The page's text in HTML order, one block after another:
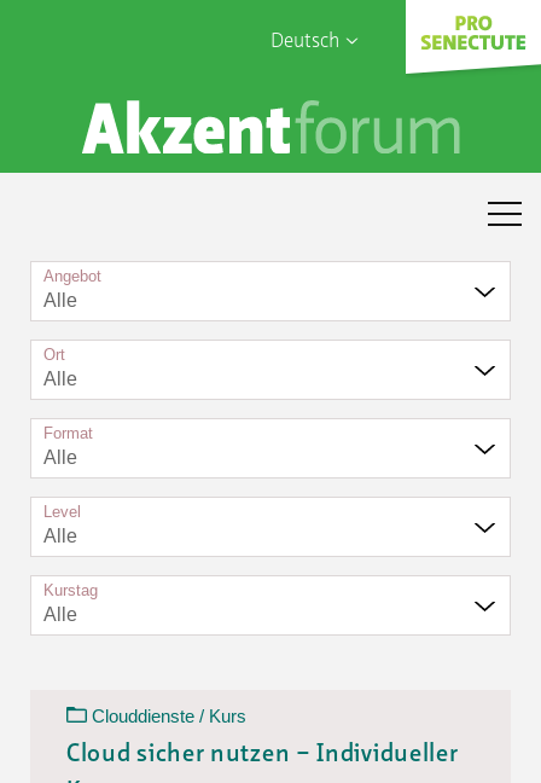
Deutsch
English
Français
Sophia Care
Angebot
Alle
Ort
Alle
Format
Alle
Level
Alle
Kurstag
Alle
Clouddienste / Kurs
Cloud sicher nutzen – Individueller